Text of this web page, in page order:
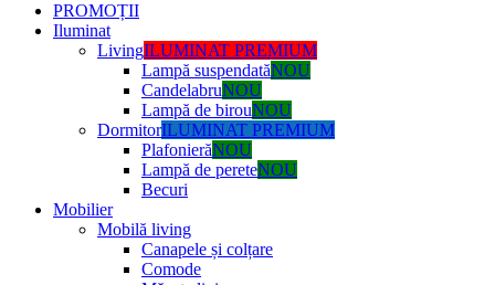
PROMOȚII
Iluminat
LivingILUMINAT PREMIUM
Lampă suspendatăNOU
CandelabruNOU
Lampă de birouNOU
DormitorILUMINAT PREMIUM
PlafonierăNOU
Lampă de pereteNOU
Becuri
Mobilier
Mobilă living
Canapele și colțare
Comode